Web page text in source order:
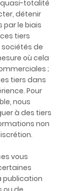
totalité
détenir
par le biais
tiers
de
où cela
;
tiers dans
Pour
nous
à des tiers
non
vous
publication